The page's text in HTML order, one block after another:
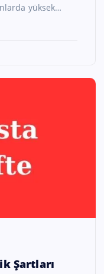
yüksek…
Şartları